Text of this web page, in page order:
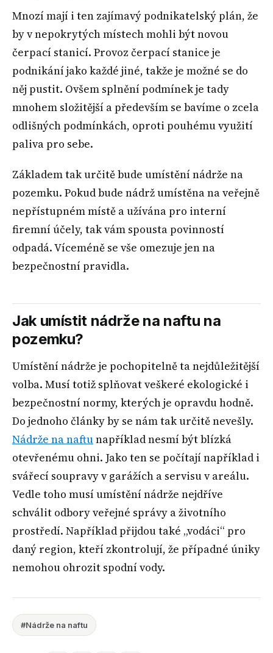
Mnozí mají i ten zajímavý podnikatelský plán, že
by v nepokrytých místech mohli být novou
čerpací stanicí. Provoz čerpací stanice je
podnikání jako každé jiné, takže je možné se do
něj pustit. Ovšem splnění podmínek je tady
mnohem složitější a především se bavíme o zcela
odlišných podmínkách, oproti pouhému využití
paliva pro sebe.
Základem tak určitě bude umístění nádrže na
pozemku. Pokud bude nádrž umístěna na veřejně
nepřístupném místě a užívána pro interní
firemní účely, tak vám spousta povinností
odpadá. Víceméně se vše omezuje jen na
bezpečnostní pravidla.
Jak umístit nádrže na naftu na
pozemku?
Umístění nádrže je pochopitelně ta nejdůležitější
volba. Musí totiž splňovat veškeré ekologické i
bezpečnostní normy, kterých je opravdu hodně.
Do jednoho články by se nám tak určitě nevešly.
Nádrže na naftunapříklad nesmí být blízká
otevřenému ohni. Jako ten se počítají například i
svářecí soupravy v garážích a servisu v areálu.
Vedle toho musí umístění nádrže nejdříve
schválit odbory veřejné správy a životního
prostředí. Například přijdou také „vodáci“ pro
daný region, kteří zkontrolují, že případné úniky
nemohou ohrozit spodní vody.
#Nádrže na naftu